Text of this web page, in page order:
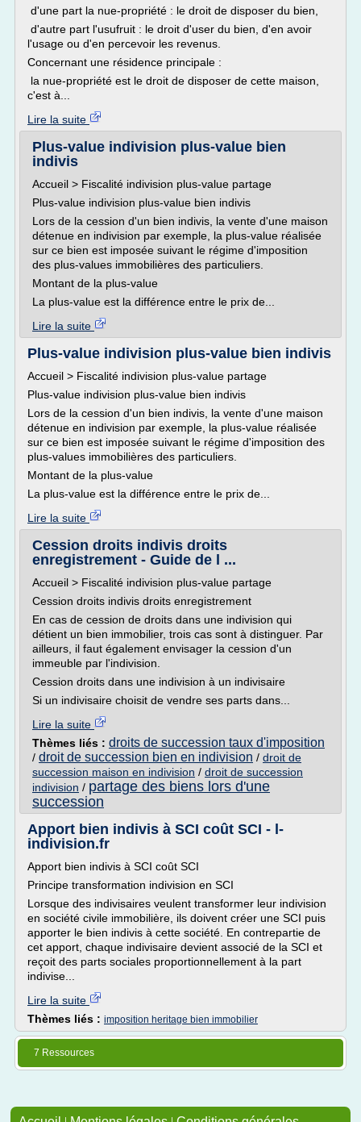
d'une part la nue-propriété : le droit de disposer du bien,
d'autre part l'usufruit : le droit d'user du bien, d'en avoir
l'usage ou d'en percevoir les revenus.
Concernant une résidence principale :
la nue-propriété est le droit de disposer de cette maison,
c'est à...
Lire la suite
Plus-value indivision plus-value bien
indivis
Accueil > Fiscalité indivision plus-value partage
Plus-value indivision plus-value bien indivis
Lors de la cession d'un bien indivis, la vente d'une maison
détenue en indivision par exemple, la plus-value réalisée
sur ce bien est imposée suivant le régime d'imposition
des plus-values immobilières des particuliers.
Montant de la plus-value
La plus-value est la différence entre le prix de...
Lire la suite
Plus-value indivision plus-value bien indivis
Accueil > Fiscalité indivision plus-value partage
Plus-value indivision plus-value bien indivis
Lors de la cession d'un bien indivis, la vente d'une maison
détenue en indivision par exemple, la plus-value réalisée
sur ce bien est imposée suivant le régime d'imposition des
plus-values immobilières des particuliers.
Montant de la plus-value
La plus-value est la différence entre le prix de...
Lire la suite
Cession droits indivis droits
enregistrement - Guide de l ...
Accueil > Fiscalité indivision plus-value partage
Cession droits indivis droits enregistrement
En cas de cession de droits dans une indivision qui
détient un bien immobilier, trois cas sont à distinguer. Par
ailleurs, il faut également envisager la cession d'un
immeuble par l'indivision.
Cession droits dans une indivision à un indivisaire
Si un indivisaire choisit de vendre ses parts dans...
Lire la suite
Thèmes liés : droits de succession taux d'imposition
/ droit de succession bien en indivision / droit de
succession maison en indivision / droit de succession
indivision / partage des biens lors d'une
succession
Apport bien indivis à SCI coût SCI - l-
indivision.fr
Apport bien indivis à SCI coût SCI
Principe transformation indivision en SCI
Lorsque des indivisaires veulent transformer leur indivision
en société civile immobilière, ils doivent créer une SCI puis
apporter le bien indivis à cette société. En contrepartie de
cet apport, chaque indivisaire devient associé de la SCI et
reçoit des parts sociales proportionnellement à la part
indivise...
Lire la suite
Thèmes liés : imposition heritage bien immobilier
7 Ressources